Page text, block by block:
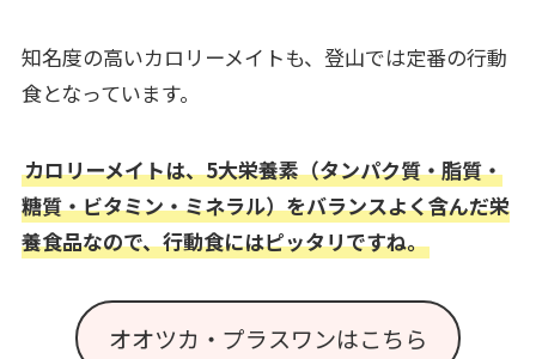
知名度の高いカロリーメイトも、登山では定番の行動
食となっています。
カロリーメイトは、5大栄養素（タンパク質・脂質・
糖質・ビタミン・ミネラル）をバランスよく含んだ栄
養食品なので、行動食にはピッタリですね。
オオツカ・プラスワンはこちら